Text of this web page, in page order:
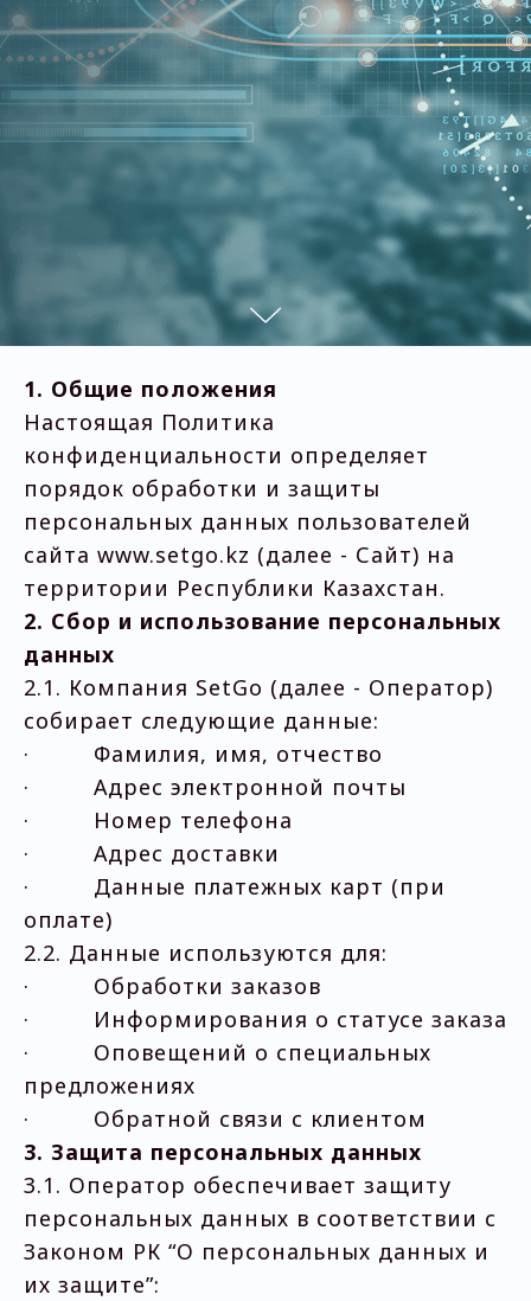
1. Общие положения
Настоящая Политика
конфиденциальности определяет
порядок обработки и защиты
персональных данных пользователей
сайта www.setgo.kz (далее - Сайт) на
территории Республики Казахстан.
2. Сбор и использование персональных
данных
2.1. Компания SetGo (далее - Оператор)
собирает следующие данные:
· Фамилия, имя, отчество
· Адрес электронной почты
· Номер телефона
· Адрес доставки
· Данные платежных карт (при
оплате)
2.2. Данные используются для:
· Обработки заказов
· Информирования о статусе заказа
· Оповещений о специальных
предложениях
· Обратной связи с клиентом
3. Защита персональных данных
3.1. Оператор обеспечивает защиту
персональных данных в соответствии с
Законом РК “О персональных данных и
их защите”: